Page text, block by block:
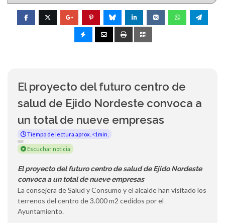
El proyecto del futuro centro de
salud de Ejido Nordeste convoca a
un total de nueve empresas
Tiempo de lectura aprox. <1min.
Escuchar noticia
El proyecto del futuro centro de salud de Ejido Nordeste
convoca a un total de nueve empresas
La consejera de Salud y Consumo y el alcalde han visitado los
terrenos del centro de 3.000 m2 cedidos por el
Ayuntamiento.